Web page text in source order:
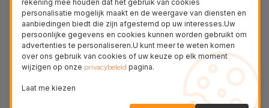
Drie-laagse bescherming met de
siliconen kappen
Onze iPhone siliconen hoesjes hebben een
robuuste, kwalitatieve constructie met een
drielaagse constructie om ongelukken en
rekening mee houden dat het gebruik van cookies
personalisatie mogelijk maakt en de weergave van diensten en
aanbiedingen biedt die zijn afgestemd op uw interesses.Uw
persoonlijke gegevens en cookies kunnen worden gebruikt om
advertenties te personaliseren.U kunt meer te weten komen
over ons gebruik van cookies of uw keuze op elk moment
wijzigen op onze privacybeleid pagina.
Laat me kiezen